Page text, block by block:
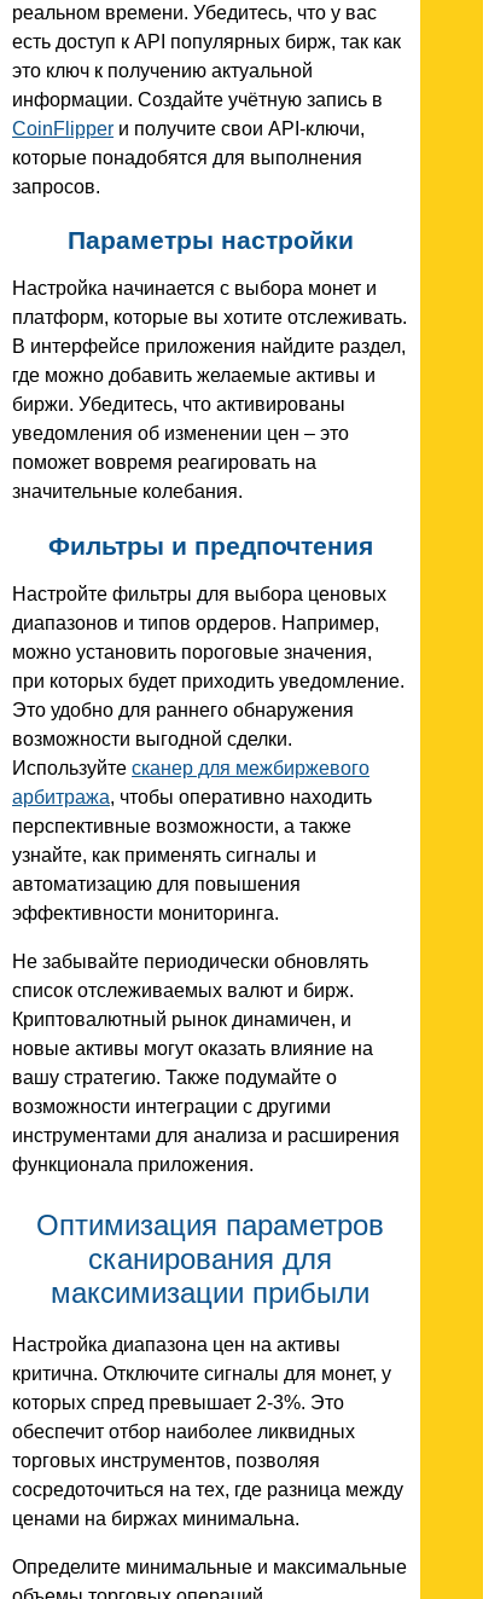
реальном времени. Убедитесь, что у вас
есть доступ к API популярных бирж, так как
это ключ к получению актуальной
информации. Создайте учётную запись в
CoinFlipper и получите свои API-ключи,
которые понадобятся для выполнения
запросов.
Параметры настройки
Настройка начинается с выбора монет и
платформ, которые вы хотите отслеживать.
В интерфейсе приложения найдите раздел,
где можно добавить желаемые активы и
биржи. Убедитесь, что активированы
уведомления об изменении цен – это
поможет вовремя реагировать на
значительные колебания.
Фильтры и предпочтения
Настройте фильтры для выбора ценовых
диапазонов и типов ордеров. Например,
можно установить пороговые значения,
при которых будет приходить уведомление.
Это удобно для раннего обнаружения
возможности выгодной сделки.
Используйте сканер для межбиржевого
арбитража, чтобы оперативно находить
перспективные возможности, а также
узнайте, как применять сигналы и
автоматизацию для повышения
эффективности мониторинга.
Не забывайте периодически обновлять
список отслеживаемых валют и бирж.
Криптовалютный рынок динамичен, и
новые активы могут оказать влияние на
вашу стратегию. Также подумайте о
возможности интеграции с другими
инструментами для анализа и расширения
функционала приложения.
Оптимизация параметров
сканирования для
максимизации прибыли
Настройка диапазона цен на активы
критична. Отключите сигналы для монет, у
которых спред превышает 2-3%. Это
обеспечит отбор наиболее ликвидных
торговых инструментов, позволяя
сосредоточиться на тех, где разница между
ценами на биржах минимальна.
Определите минимальные и максимальные